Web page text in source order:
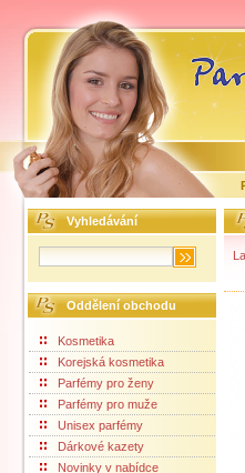
Vyhledávání
Oddělení obchodu
Kosmetika
Korejská kosmetika
Parfémy pro ženy
Parfémy pro muže
Unisex parfémy
Dárkové kazety
Novinky v nabídce